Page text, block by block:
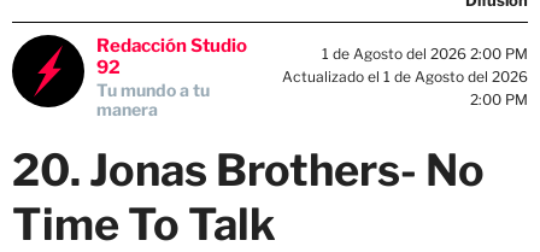
Redacción Studio
92
Tu mundo a tu
manera
1 de Agosto del 2026 2:00 PM
Actualizado el 1 de Agosto del 2026
2:00 PM
20. Jonas Brothers- No
Time To Talk